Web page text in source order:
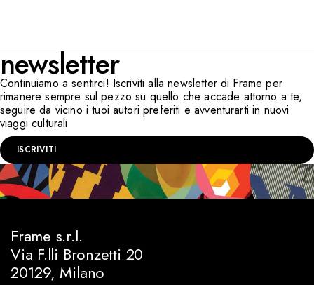
newsletter
Continuiamo a sentirci! Iscriviti alla newsletter di Frame per
rimanere sempre sul pezzo su quello che accade attorno a te,
seguire da vicino i tuoi autori preferiti e avventurarti in nuovi
viaggi culturali
ISCRIVITI
Frame s.r.l.
Via F.lli Bronzetti 20
20129, Milano